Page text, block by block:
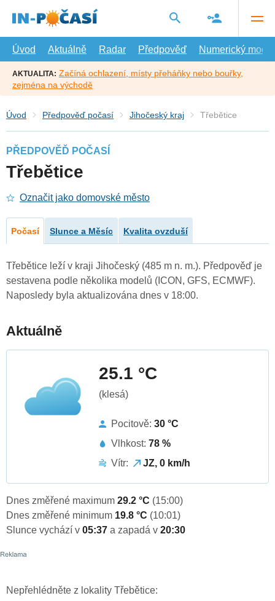
hlavní
Úvod
Aktuálně Radar Předpověď Numerický model
AKTUALITA: Začíná ochlazení, místy přeháňky nebo bouřky,
zejména na východě
Úvod Předpověď počasí Jihočeský kraj Třebětice
PŘEDPOVĚĎ POČASÍ
Třebětice
Označit jako domovské město
Počasí Slunce a Měsíc Kvalita ovzduší
Třebětice leží v kraji Jihočeský (485 m n. m.). Předpověď je
sestavena podle několika modelů (ICON, GFS, ECMWF).
Naposledy byla aktualizována dnes v 18:00.
Aktuálně
25.1 °C
(klesá)
Pocitově: 30 °C
Vlhkost: 78 %
Vítr:
JZ, 0 km/h
Dnes změřené maximum 29.2 °C (15:00)
Dnes změřené minimum 19.8 °C (10:01)
Slunce vychází v 05:37 a zapadá v 20:30
Nepřehlédněte z lokality Třebětice: